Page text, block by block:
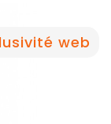
web